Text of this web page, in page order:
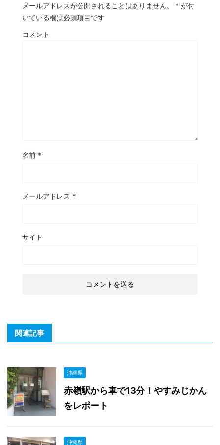
メールアドレスが公開されることはありません。 * が付
いている欄は必須項目です
コメント
名前 *
メールアドレス *
サイト
関連記事
沖縄県
赤嶺駅から車で13分！やすみじかん
をレポート
沖縄県